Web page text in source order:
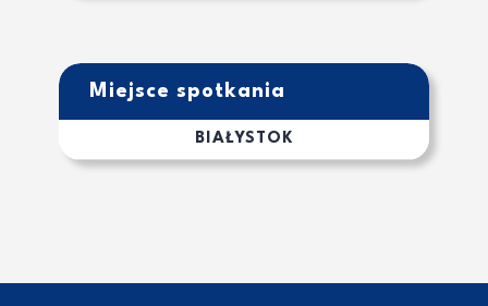
Miejsce spotkania
BIAŁYSTOK